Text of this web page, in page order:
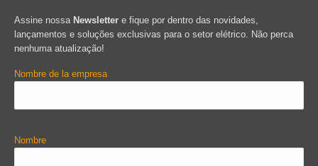
Assine nossa Newsletter e fique por dentro das novidades,
lançamentos e soluções exclusivas para o setor elétrico. Não perca
nenhuma atualização!
Nombre de la empresa
Nombre